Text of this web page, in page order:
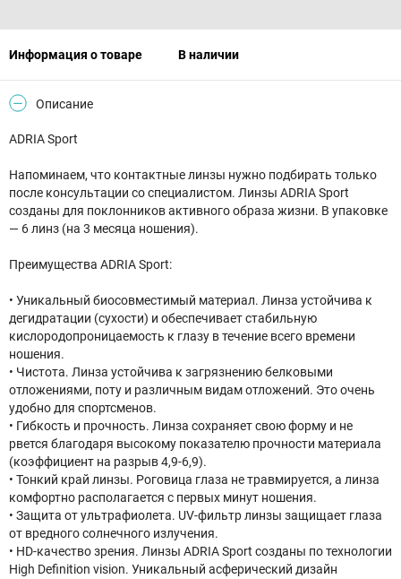
Информация о товаре В наличии
Описание
ADRIA Sport
Напоминаем, что контактные линзы нужно подбирать только
после консультации со специалистом. Линзы ADRIA Sport
созданы для поклонников активного образа жизни. В упаковке
— 6 линз (на 3 месяца ношения).
Преимущества ADRIA Sport:
•⁠ ⁠Уникальный биосовместимый материал. Линза устойчива к
дегидратации (сухости) и обеспечивает стабильную
кислородопроницаемость к глазу в течение всего времени
ношения.
•⁠ ⁠Чистота. Линза устойчива к загрязнению белковыми
отложениями, поту и различным видам отложений. Это очень
удобно для спортсменов.
•⁠ ⁠Гибкость и прочность. Линза сохраняет свою форму и не
рвется благодаря высокому показателю прочности материала
(коэффициент на разрыв 4,9-6,9).
•⁠ ⁠Тонкий край линзы. Роговица глаза не травмируется, а линза
комфортно располагается с первых минут ношения.
•⁠ ⁠Защита от ультрафиолета. UV-фильтр линзы защищает глаза
от вредного солнечного излучения.
•⁠ ⁠HD-качество зрения. Линзы ADRIA Sport созданы по технологии
High Definition vision. Уникальный асферический дизайн